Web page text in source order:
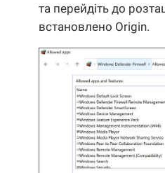
та перейдіть до
встановлено Origin.